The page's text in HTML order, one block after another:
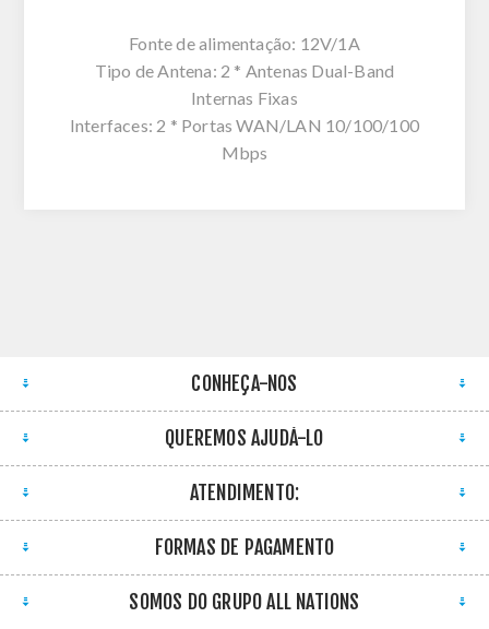
Fonte de alimentação: 12V/1A
Tipo de Antena: 2 * Antenas Dual-Band
Internas Fixas
Interfaces: 2 * Portas WAN/LAN 10/100/100
Mbps
CONHEÇA-NOS
QUEREMOS AJUDÁ-LO
ATENDIMENTO:
FORMAS DE PAGAMENTO
SOMOS DO GRUPO ALL NATIONS